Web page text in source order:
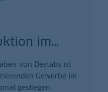
im…
von Destatis ist
Gewerbe im
gestiegen.